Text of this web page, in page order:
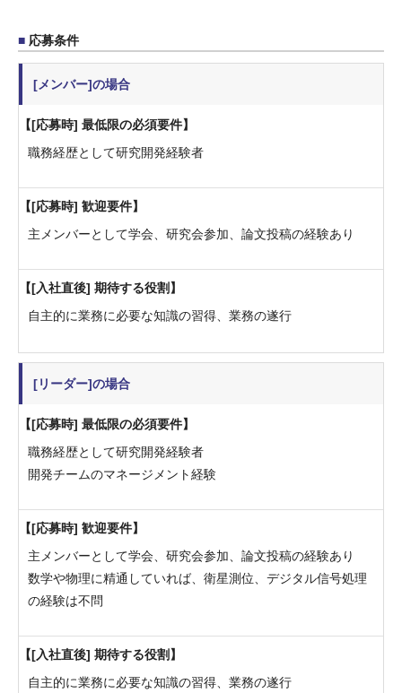
応募条件
[メンバー]の場合
[応募時] 最低限の必須要件
職務経歴として研究開発経験者
[応募時] 歓迎要件
主メンバーとして学会、研究会参加、論文投稿の経験あり
[入社直後] 期待する役割
自主的に業務に必要な知識の習得、業務の遂行
[リーダー]の場合
[応募時] 最低限の必須要件
職務経歴として研究開発経験者
開発チームのマネージメント経験
[応募時] 歓迎要件
主メンバーとして学会、研究会参加、論文投稿の経験あり
数学や物理に精通していれば、衛星測位、デジタル信号処理
の経験は不問
[入社直後] 期待する役割
自主的に業務に必要な知識の習得、業務の遂行